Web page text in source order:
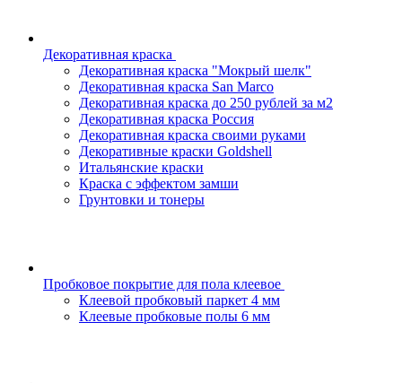
Декоративная краска
Декоративная краска "Мокрый шелк"
Декоративная краска San Marco
Декоративная краска до 250 рублей за м2
Декоративная краска Россия
Декоративная краска своими руками
Декоративные краски Goldshell
Итальянские краски
Краска с эффектом замши
Грунтовки и тонеры
Пробковое покрытие для пола клеевое
Клеевой пробковый паркет 4 мм
Клеевые пробковые полы 6 мм